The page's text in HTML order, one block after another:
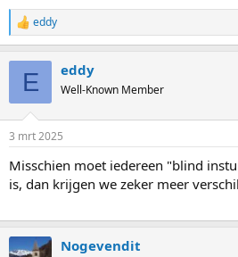
R
e
s
eddy
E eddy
Well-Known Member
3 mrt 2025
Misschien moet iedereen "blind
is, dan krijgen we zeker meer
Nogevendit